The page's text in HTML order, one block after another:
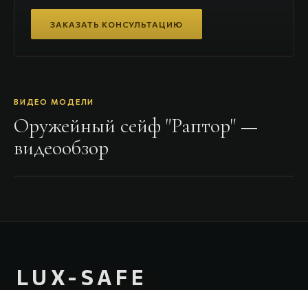
ЗАКАЗАТЬ КОНСУЛЬТАЦИЮ
ВИДЕО МОДЕЛИ
Оружейный сейф "Раптор" —
видеообзор
LUX-SAFE